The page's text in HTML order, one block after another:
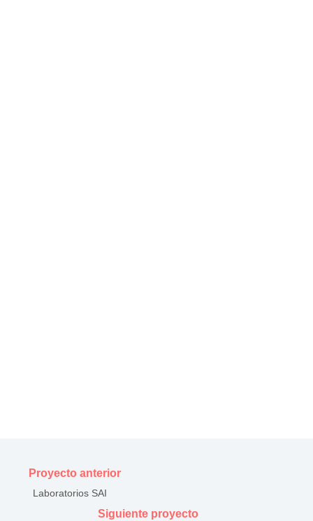
Proyecto anterior
Laboratorios SAI
Siguiente proyecto